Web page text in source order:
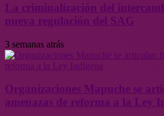
La criminalización del
nueva regulación del SAG
3 semanas atrás
Organizaciones Mapuche se
amenazas de reforma a la Ley